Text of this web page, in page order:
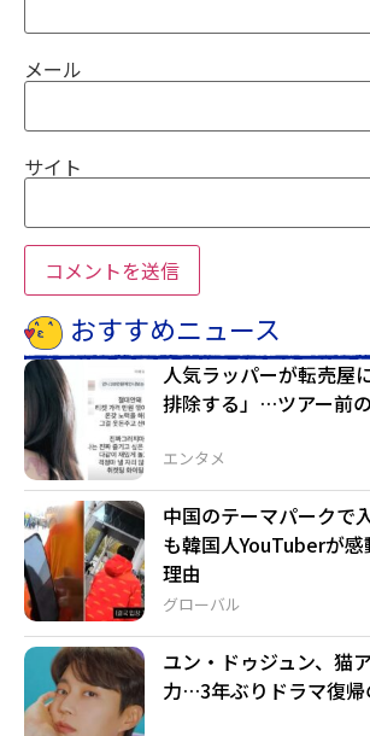
メール
サイト
おすすめニュース
エンタメ
人気ラッパーが転売屋
排除する」…ツアー前
グローバル
中国のテーマパークで
も韓国人YouTuberが
理由
ユン・ドゥジュン、猫
力…3年ぶりドラマ復帰